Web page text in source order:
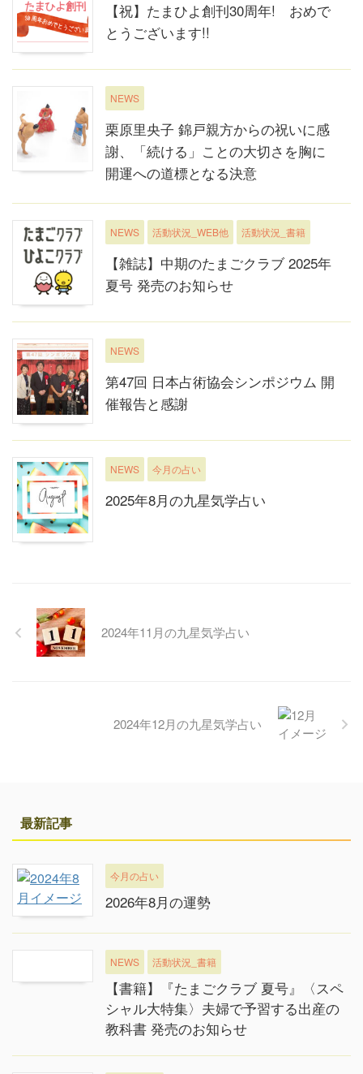
【祝】たまひよ創刊30周年! おめで
とうございます!!
NEWS
栗原里央子 錦戸親方からの祝いに感
謝、「続ける」ことの大切さを胸に
開運への道標となる決意
NEWS 活動状況_WEB他 活動状況_書籍
【雑誌】中期のたまごクラブ 2025年
夏号 発売のお知らせ
NEWS
第47回 日本占術協会シンポジウム 開
催報告と感謝
NEWS 今月の占い
2025年8月の九星気学占い
2024年11月の九星気学占い
2024年12月の九星気学占い
最新記事
今月の占い
2026年8月の運勢
NEWS 活動状況_書籍
【書籍】『たまごクラブ 夏号』〈スペ
シャル大特集〉夫婦で予習する出産の
教科書 発売のお知らせ